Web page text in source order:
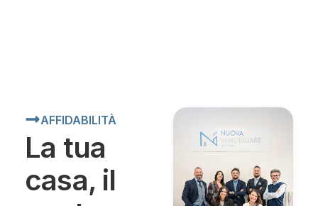
AFFIDABILITÀ
La tua
casa, il